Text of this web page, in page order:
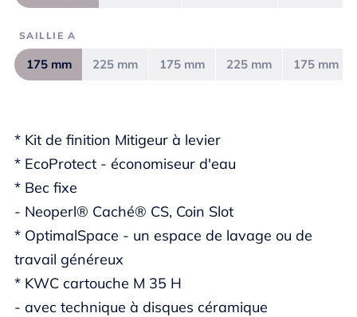
* Kit de finition Mitigeur à levier
* EcoProtect - économiseur d'eau
* Bec fixe
- Neoperl® Caché® CS, Coin Slot
* OptimalSpace - un espace de lavage ou de
travail généreux
* KWC cartouche M 35 H
- avec technique à disques céramique
SAILLIE A
175 mm 225 mm 175 mm 225 mm 175 mm